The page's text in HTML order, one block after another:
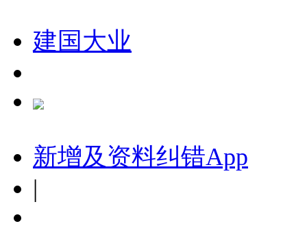
建国大业
新增及资料纠错App
|